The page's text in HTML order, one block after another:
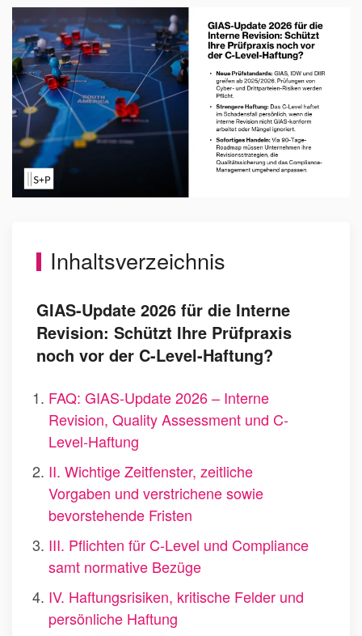
Inhaltsverzeichnis
GIAS-Update 2026 für die Interne
Revision: Schützt Ihre Prüfpraxis
noch vor der C-Level-Haftung?
FAQ: GIAS-Update 2026 – Interne
Revision, Quality Assessment und C-
Level-Haftung
II. Wichtige Zeitfenster, zeitliche
Vorgaben und verstrichene sowie
bevorstehende Fristen
III. Pflichten für C-Level und Compliance
samt normative Bezüge
IV. Haftungsrisiken, kritische Felder und
persönliche Haftung